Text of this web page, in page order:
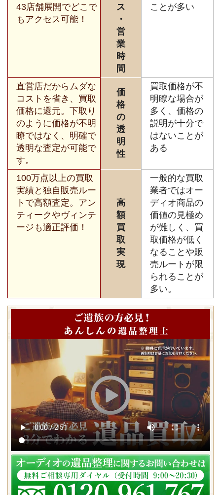
43店舗展開でどこで
もアクセス可能！
ス
・
営
業
時
間
ことが多い
直営店だからムダな
コストを省き、買取
価格に還元。下取り
のように価格が不明
瞭ではなく、明確で
透明な査定が可能で
す。
価
格
の
透
明
性
買取価格が不
明瞭な場合が
多く、価格の
説明が十分で
はないことが
ある
100万点以上の買取
実績と独自販売ルー
トで高額査定。アン
ティークやヴィンテ
ージも適正評価！
高
額
買
取
実
現
一般的な買取
業者ではオー
ディオ商品の
価値の見極め
が難しく、買
取価格が低く
なることや販
売ルートが限
られることが
多い。